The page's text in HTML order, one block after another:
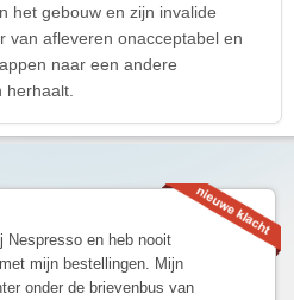
het gebouw en zijn invalide
van afleveren onacceptabel en
naar een andere
herhaalt.
Nespresso en heb nooit
mijn bestellingen. Mijn
onder de brievenbus van